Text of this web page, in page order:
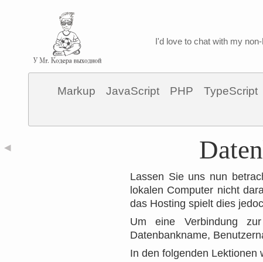
I'd love to chat with my
Markup JavaScript PHP TypeScript
◀
Lassen Sie uns nun
lokalen Computer nicht
das Hosting spielt dies
Um eine Verbindung
Datenbankname,
In den folgenden Lektionen